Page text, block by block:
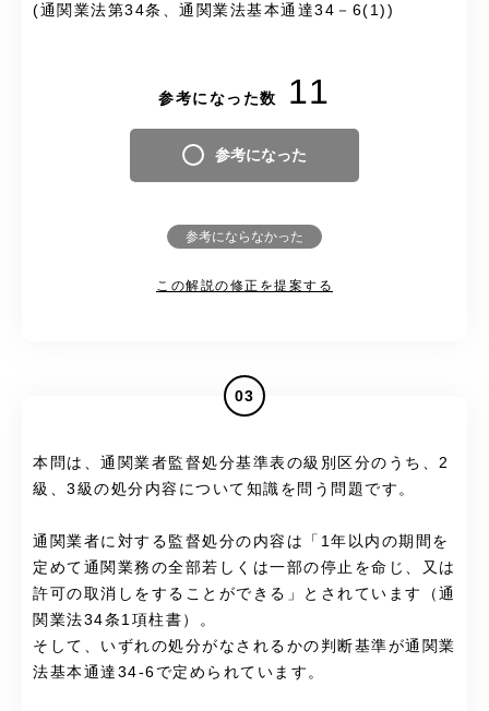
(通関業法第34条、通関業法基本通達34－6(1))
参考になった数 11
参考になった
参考にならなかった
この解説の修正を提案する
03
本問は、通関業者監督処分基準表の級別区分のうち、2
級、3級の処分内容について知識を問う問題です。
通関業者に対する監督処分の内容は「1年以内の期間を
定めて通関業務の全部若しくは一部の停止を命じ、又は
許可の取消しをすることができる」とされています（通
関業法34条1項柱書）。
そして、いずれの処分がなされるかの判断基準が通関業
法基本通達34-6で定められています。